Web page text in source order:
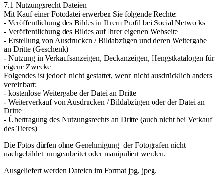
7.1 Nutzungsrecht Dateien
Mit Kauf einer Fotodatei erwerben Sie folgende Rechte:
- Veröffentlichung des Bildes in Ihrem Profil bei Social Networks
- Veröffentlichung des Bildes auf Ihrer eigenen Webseite
- Erstellung von Ausdrucken / Bildabzügen und deren Weitergabe
an Dritte (Geschenk)
- Nutzung in Verkaufsanzeigen, Deckanzeigen, Hengstkatalogen für
eigene Zwecke
Folgendes ist jedoch nicht gestattet, wenn nicht ausdrücklich anders
vereinbart:
- kostenlose Weitergabe der Datei an Dritte
- Weiterverkauf von Ausdrucken / Bildabzügen oder der Datei an
Dritte
- Übertragung des Nutzungsrechts an Dritte (auch nicht bei Verkauf
des Tieres)
Die Fotos dürfen ohne Genehmigung der Fotografen nicht
nachgebildet, umgearbeitet oder manipuliert werden.
Ausgeliefert werden Dateien im Format jpg, jpeg.